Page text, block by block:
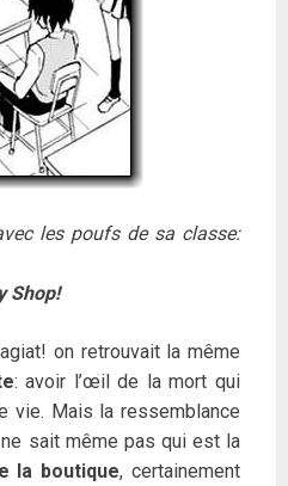
les poufs de sa classe:
Shop!
on retrouvait la même
: avoir l’œil de la mort qui
vie. Mais la ressemblance
ne sait même pas qui est la
la boutique, certainement